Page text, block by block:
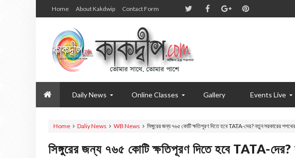
Home About Kakdwip Contact Form
Daily News Online Classes Gallery Events Live
Home Daliy News WB News সিঙ্গুরের জন্য ৭৬৫ কোটি ক্ষতিপূরণ দিতে হবে TATA-দের? নতুন সরকারের
সিঙ্গুরের জন্য ৭৬৫ কোটি ক্ষতিপূরণ দিতে হবে TATA-